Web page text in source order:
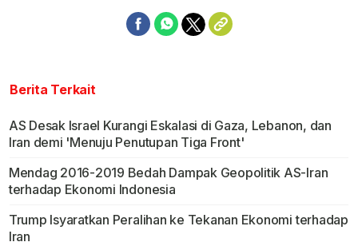
Berita Terkait
AS Desak Israel Kurangi Eskalasi di Gaza, Lebanon, dan
Iran demi 'Menuju Penutupan Tiga Front'
Mendag 2016-2019 Bedah Dampak Geopolitik AS-Iran
terhadap Ekonomi Indonesia
Trump Isyaratkan Peralihan ke Tekanan Ekonomi terhadap
Iran